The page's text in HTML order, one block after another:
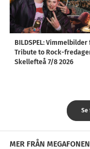
BILDSPEL:
Tribute to Rock-
Skellefteå 7/8 2026
Se
MER FRÅN MEGAFONEN